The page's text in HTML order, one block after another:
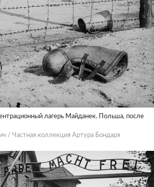
лагерь Майданек. Польша, после
/ Частная коллекция Артура Бондаря